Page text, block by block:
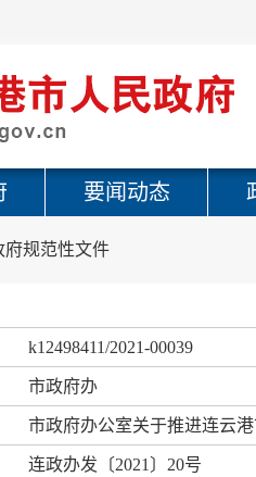
要闻动态
府规范性文件
k12498411/2021-00039
市政府办
市政府办公室关于推进连云
连政办发〔2021〕20号